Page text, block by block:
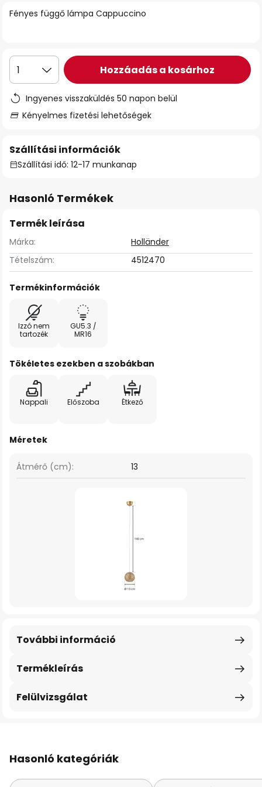
Fényes függő lámpa Cappuccino
1 Hozzáadás a kosárhoz
Ingyenes visszaküldés 50 napon belül
Kényelmes fizetési lehetőségek
Szállítási információk
Szállítási idő: 12-17 munkanap
Hasonló Termékek
Termék leírása
Márka:
Holländer
Tételszám:
4512470
Termékinformációk
Izzó nem
tartozék
GU5.3 /
MR16
Tökéletes ezekben a szobákban
Nappali Előszoba Étkező
Méretek
Átmérő (cm): 13
Termékleírás
További információ
Felülvizsgálat
Hasonló kategóriák